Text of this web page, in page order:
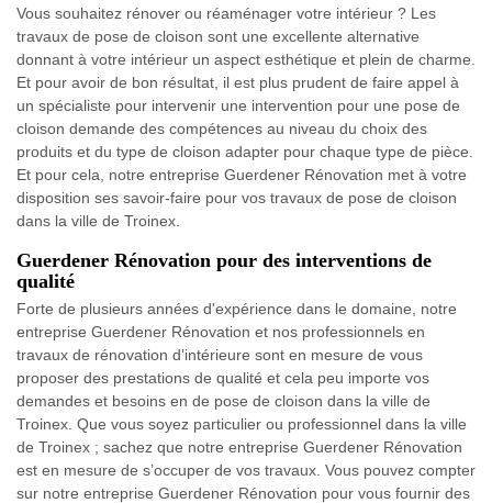
Vous souhaitez rénover ou réaménager votre intérieur ? Les
travaux de pose de cloison sont une excellente alternative
donnant à votre intérieur un aspect esthétique et plein de charme.
Et pour avoir de bon résultat, il est plus prudent de faire appel à
un spécialiste pour intervenir une intervention pour une pose de
cloison demande des compétences au niveau du choix des
produits et du type de cloison adapter pour chaque type de pièce.
Et pour cela, notre entreprise Guerdener Rénovation met à votre
disposition ses savoir-faire pour vos travaux de pose de cloison
dans la ville de Troinex.
Guerdener Rénovation pour des interventions de
qualité
Forte de plusieurs années d'expérience dans le domaine, notre
entreprise Guerdener Rénovation et nos professionnels en
travaux de rénovation d’intérieure sont en mesure de vous
proposer des prestations de qualité et cela peu importe vos
demandes et besoins en de pose de cloison dans la ville de
Troinex. Que vous soyez particulier ou professionnel dans la ville
de Troinex ; sachez que notre entreprise Guerdener Rénovation
est en mesure de s’occuper de vos travaux. Vous pouvez compter
sur notre entreprise Guerdener Rénovation pour vous fournir des